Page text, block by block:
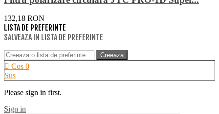
132,18 RON
LISTA DE PREFERINTE
SALVEAZA IN LISTA DE PREFERINTE
Creeaza
Cos 0
Sus
Please sign in first.
Sign in